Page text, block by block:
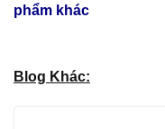
phẩm khác
Blog Khác: